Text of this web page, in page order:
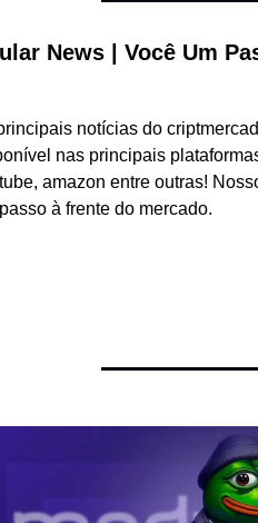
News | Você Um
notícias do
nas principais
amazon entre outras!
à frente do mercado.